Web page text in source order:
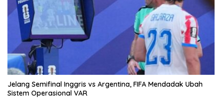
Jelang Semifinal Inggris vs Argentina, FIFA Mendadak Ubah
Sistem Operasional VAR